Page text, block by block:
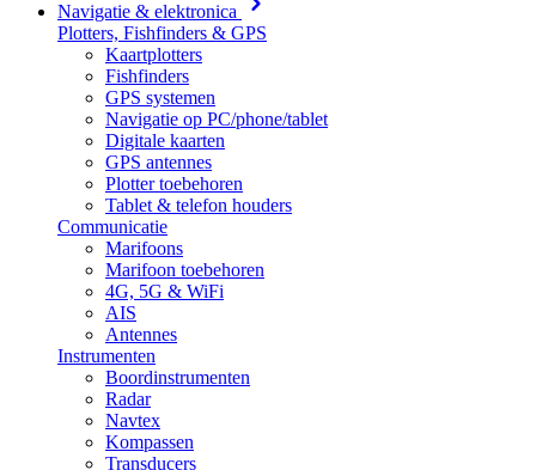
Navigatie & elektronica
Plotters, Fishfinders & GPS
Kaartplotters
Fishfinders
GPS systemen
Navigatie op PC/phone/tablet
Digitale kaarten
GPS antennes
Plotter toebehoren
Tablet & telefon houders
Communicatie
Marifoons
Marifoon toebehoren
4G, 5G & WiFi
AIS
Antennes
Instrumenten
Boordinstrumenten
Radar
Navtex
Kompassen
Transducers